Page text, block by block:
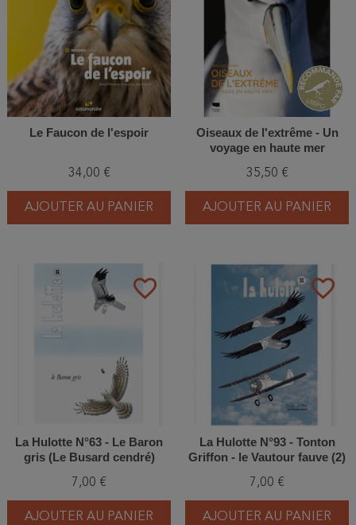
Le Faucon de l'espoir
34,00 €
AJOUTER AU PANIER
Oiseaux de l'extrême - Un
voyage en haute mer
35,50 €
AJOUTER AU PANIER
favorite_border
La Hulotte N°63 - Le Baron
gris (Le Busard cendré)
7,00 €
AJOUTER AU PANIER
favorite_border
La Hulotte N°93 - Tonton
Griffon - le Vautour fauve (2)
7,00 €
AJOUTER AU PANIER